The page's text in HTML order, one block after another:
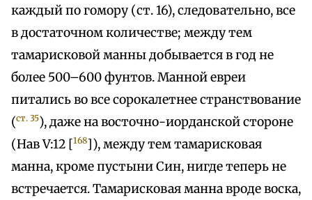
каждый по гомору (ст. 16), следовательно, все
в достаточном количестве; между тем
тамарисковой манны добывается в год не
более 500–600 фунтов. Манной евреи
питались во все сорокалетнее странствование
(ст. 35), даже на восточно-иорданской стороне
(Нав V:12 [168]), между тем тамарисковая
манна, кроме пустыни Син, нигде теперь не
встречается. Тамарисковая манна вроде воска,